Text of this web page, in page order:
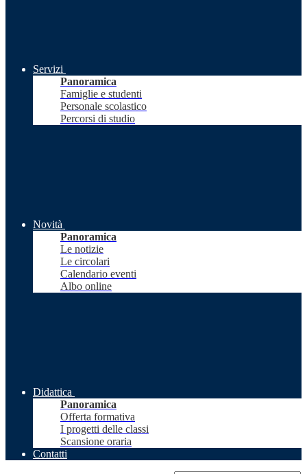
Servizi
Panoramica
Famiglie e studenti
Personale scolastico
Percorsi di studio
Novità
Panoramica
Le notizie
Le circolari
Calendario eventi
Albo online
Didattica
Panoramica
Offerta formativa
I progetti delle classi
Scansione oraria
Contatti